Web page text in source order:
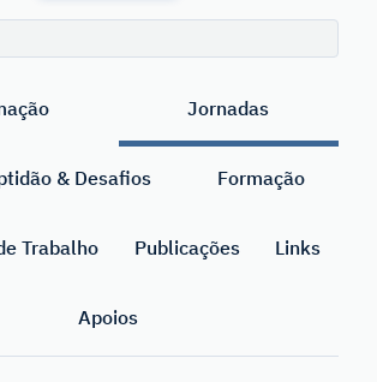
Jornadas
& Desafios Formação
Trabalho Publicações Links
Apoios